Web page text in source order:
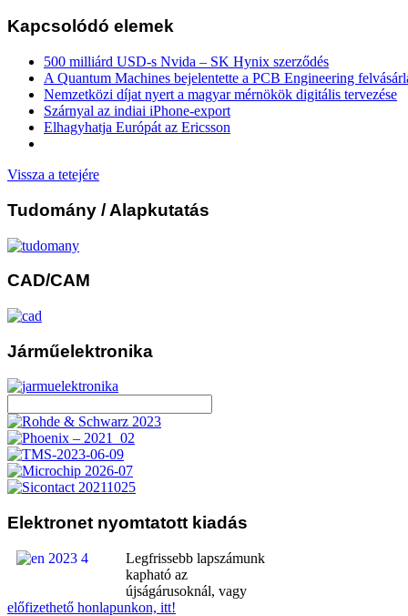
Kapcsolódó elemek
500 milliárd USD-s Nvida – SK Hynix szerződés
A Quantum Machines bejelentette a PCB Engineering
Nemzetközi díjat nyert a magyar mérnökök digitális tervezése
Szárnyal az indiai iPhone-export
Elhagyhatja Európát az Ericsson
Vissza a tetejére
Tudomány / Alapkutatás
CAD/CAM
Járműelektronika
Elektronet nyomtatott kiadás
Legfrissebb lapszámunk
kapható az
újságárusoknál, vagy
előfizethető honlapunkon, itt!